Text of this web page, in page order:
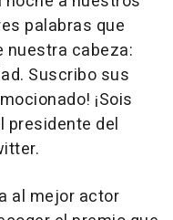
palabras que
nuestra cabeza:
Suscribo sus
¡Sois
presidente del
al mejor actor